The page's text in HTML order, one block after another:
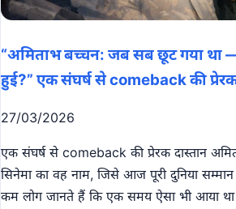
“अमिताभ बच्चन: जब सब छूट गया था
हुई?” एक संघर्ष से comeback की प्रेरक
27/03/2026
एक संघर्ष से comeback की प्रेरक दास्तान
सिनेमा का वह नाम, जिसे आज पूरी दुनिया
कम लोग जानते हैं कि एक समय ऐसा भी आया